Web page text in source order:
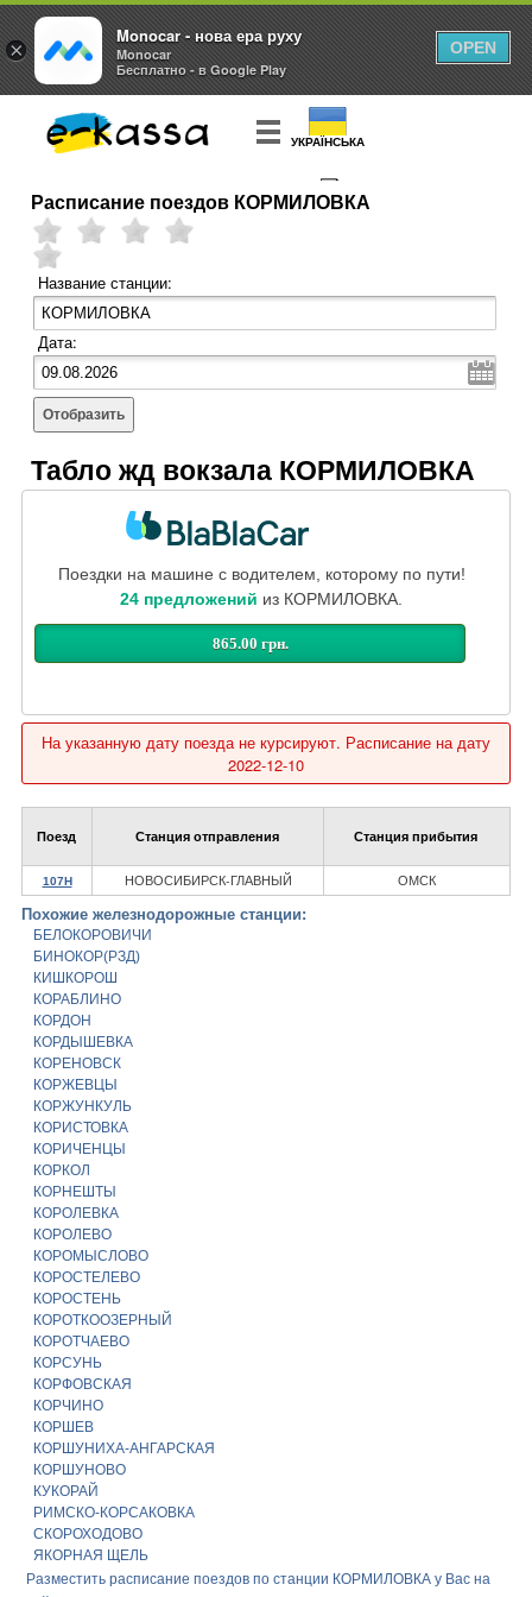
УКРАЇНСЬКА
КУПИТЬБИЛЕТ
Расписание поездов КОРМИЛОВКА
Название станции:
Дата:
Отобразить
Табло жд вокзала КОРМИЛОВКА
Поездки на машине с водителем, которому по пути!
24 предложений из КОРМИЛОВКА.
865.00 грн.
На указанную дату поезда не курсируют. Расписание на дату
2022-12-10
Поезд Станция отправления Станция прибытия
107Н НОВОСИБИРСК-ГЛАВНЫЙ ОМСК
Похожие железнодорожные станции:
БЕЛОКОРОВИЧИ
БИНОКОР(РЗД)
КИШКОРОШ
КОРАБЛИНО
КОРДОН
КОРДЫШЕВКА
КОРЕНОВСК
КОРЖЕВЦЫ
КОРЖУНКУЛЬ
КОРИСТОВКА
КОРИЧЕНЦЫ
КОРКОЛ
КОРНЕШТЫ
КОРОЛЕВКА
КОРОЛЕВО
КОРОМЫСЛОВО
КОРОСТЕЛЕВО
КОРОСТЕНЬ
КОРОТКООЗЕРНЫЙ
КОРОТЧАЕВО
КОРСУНЬ
КОРФОВСКАЯ
КОРЧИНО
КОРШЕВ
КОРШУНИХА-АНГАРСКАЯ
КОРШУНОВО
КУКОРАЙ
РИМСКО-КОРСАКОВКА
СКОРОХОДОВО
ЯКОРНАЯ ЩЕЛЬ
Разместить расписание поездов по станции КОРМИЛОВКА у Вас на
×
Monocar - нова ера руху
Monocar
Бесплатно - в Google Play
OPEN